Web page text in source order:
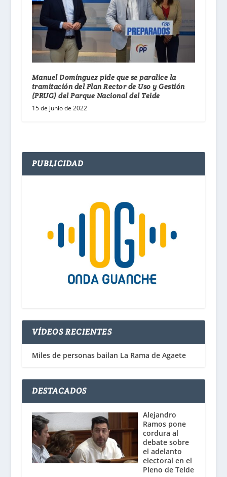
Manuel Domínguez pide que se paralice la
tramitación del Plan Rector de Uso y Gestión
(PRUG) del Parque Nacional del Teide
15 de junio de 2022
PUBLICIDAD
VÍDEOS RECIENTES
Miles de personas bailan La Rama de Agaete
DESTACADOS
Alejandro
Ramos pone
cordura al
debate sobre
el adelanto
electoral en el
Pleno de Telde